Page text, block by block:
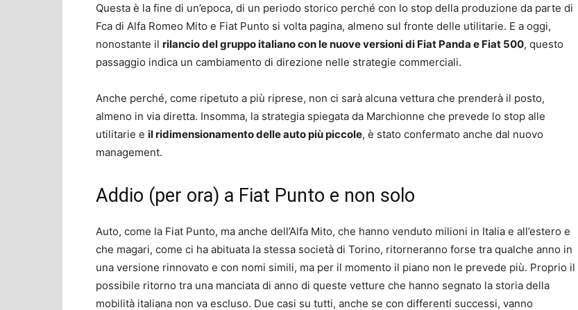
Questa è la fine di un’epoca, di un periodo storico perché con lo stop della produzione da parte di
Fca di Alfa Romeo Mito e Fiat Punto si volta pagina, almeno sul fronte delle utilitarie. E a oggi,
nonostante il rilancio del gruppo italiano con le nuove versioni di Fiat Panda e Fiat 500, questo
passaggio indica un cambiamento di direzione nelle strategie commerciali.
Anche perché, come ripetuto a più riprese, non ci sarà alcuna vettura che prenderà il posto,
almeno in via diretta. Insomma, la strategia spiegata da Marchionne che prevede lo stop alle
utilitarie e il ridimensionamento delle auto più piccole, è stato confermato anche dal nuovo
management.
Addio (per ora) a Fiat Punto e non solo
Auto, come la Fiat Punto, ma anche dell’Alfa Mito, che hanno venduto milioni in Italia e all’estero e
che magari, come ci ha abituata la stessa società di Torino, ritorneranno forse tra qualche anno in
una versione rinnovato e con nomi simili, ma per il momento il piano non le prevede più. Proprio il
possibile ritorno tra una manciata di anno di queste vetture che hanno segnato la storia della
mobilità italiana non va escluso. Due casi su tutti, anche se con differenti successi, vanno